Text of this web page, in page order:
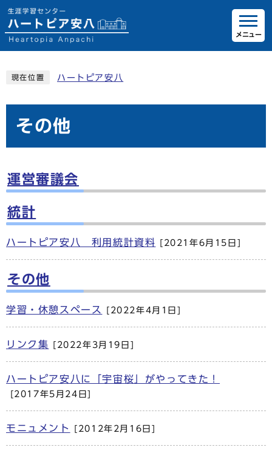
メニュー
現在位置 ハートピア安八
その他
運営審議会
統計
ハートピア安八 利用統計資料 [2021年6月15日]
その他
学習・休憩スペース [2022年4月1日]
リンク集 [2022年3月19日]
ハートピア安八に「宇宙桜」がやってきた！
[2017年5月24日]
モニュメント [2012年2月16日]